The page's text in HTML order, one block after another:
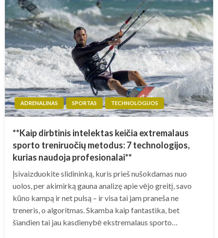
ADRENALINAS SPORTAS TECHNOLOGIJOS
**Kaip dirbtinis intelektas keičia extremalaus
sporto treniruočių metodus: 7 technologijos,
kurias naudoja profesionalai**
Įsivaizduokite slidininką, kuris prieš nušokdamas nuo
uolos, per akimirką gauna analizę apie vėjo greitį, savo
kūno kampą ir net pulsą – ir visa tai jam praneša ne
treneris, o algoritmas. Skamba kaip fantastika, bet
šiandien tai jau kasdienybė ekstremalaus sporto…